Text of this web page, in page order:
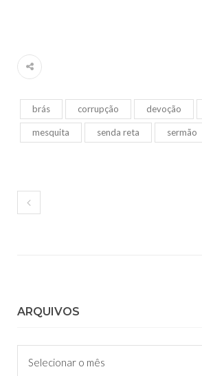
brás corrupção devoção
mesquita senda reta sermão
ARQUIVOS
Arquivos